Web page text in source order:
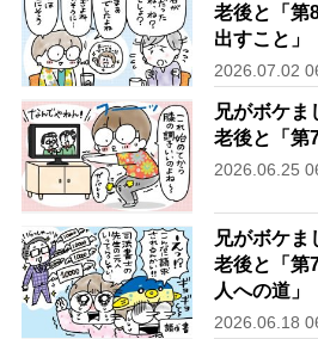
老後と「
出すこと」
2026.07.02
兄がボケま
老後と「第
2026.06.25
兄がボケま
老後と「
人への道」
2026.06.18